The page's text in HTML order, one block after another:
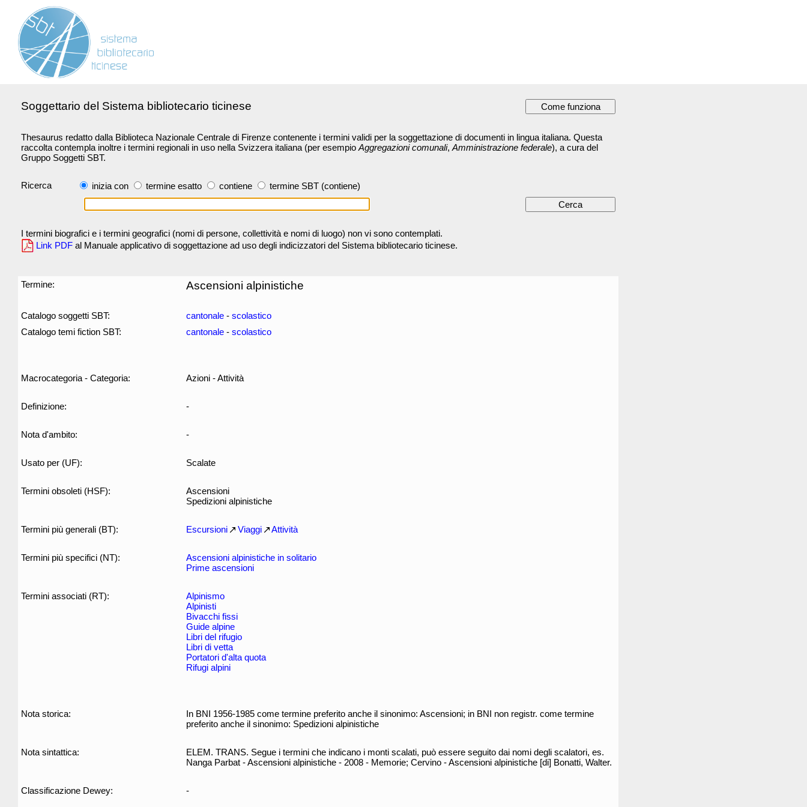
Soggettario del Sistema bibliotecario ticinese
Thesaurus redatto dalla Biblioteca Nazionale Centrale di Firenze contenente i termini validi per la soggettazione di documenti in lingua italiana. Questa
raccolta contempla inoltre i termini regionali in uso nella Svizzera italiana (per esempio Aggregazioni comunali, Amministrazione federale), a cura del
Gruppo Soggetti SBT.
Ricerca inizia con termine esatto contiene termine SBT (contiene)
I termini biografici e i termini geografici (nomi di persone, collettività e nomi di luogo) non vi sono contemplati.
Link PDF al Manuale applicativo di soggettazione ad uso degli indicizzatori del Sistema bibliotecario ticinese.
Termine: Ascensioni alpinistiche
Catalogo soggetti SBT: cantonale - scolastico
Catalogo temi fiction SBT:
cantonale - scolastico
Macrocategoria - Categoria: Azioni - Attività
Definizione: -
Nota d'ambito: -
Usato per (UF): Scalate
Termini obsoleti (HSF):
Ascensioni
Spedizioni alpinistiche
Termini più generali (BT): Escursioni Viaggi Attività
Termini più specifici (NT):
Ascensioni alpinistiche in solitario
Prime ascensioni
Termini associati (RT):
Alpinismo
Alpinisti
Bivacchi fissi
Guide alpine
Libri del rifugio
Libri di vetta
Portatori d'alta quota
Rifugi alpini
Nota storica:
In BNI 1956-1985 come termine preferito anche il sinonimo: Ascensioni; in BNI non registr. come termine
preferito anche il sinonimo: Spedizioni alpinistiche
Nota sintattica:
ELEM. TRANS. Segue i termini che indicano i monti scalati, può essere seguito dai nomi degli scalatori, es.
Nanga Parbat - Ascensioni alpinistiche - 2008 - Memorie; Cervino - Ascensioni alpinistiche [di] Bonatti, Walter.
Classificazione Dewey: -